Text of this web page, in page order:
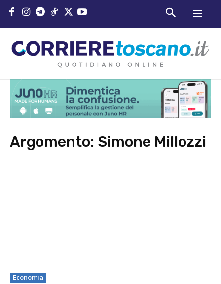
Argomento: Simone Millozzi
Economia